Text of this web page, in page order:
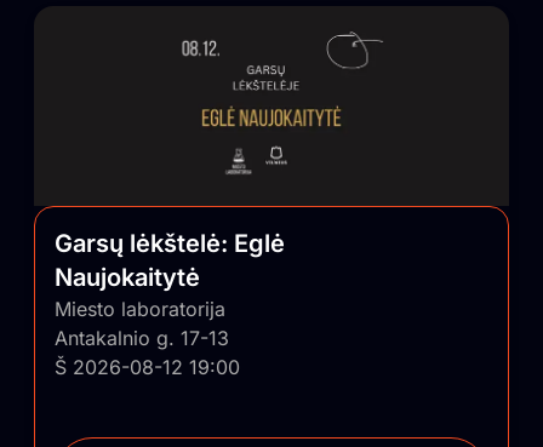
Garsų lėkštelė: Eglė
Naujokaitytė
Miesto laboratorija
Antakalnio g. 17-13
Š 2026-08-12 19:00